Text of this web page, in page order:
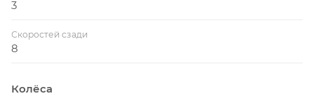
3
Скоростей сзади
8
Колёса